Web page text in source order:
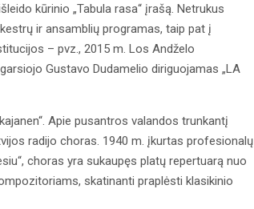
kūrinio „Tabula rasa“ įrašą. Netrukus
ir ansamblių programas, taip pat į
– pvz., 2015 m. Los Andželo
Gustavo Dudamelio diriguojamas „LA
Apie pusantros valandos trunkantį
radijo choras. 1940 m. įkurtas profesionalų
choras yra sukaupęs platų repertuarą nuo
skatinanti praplėsti klasikinio